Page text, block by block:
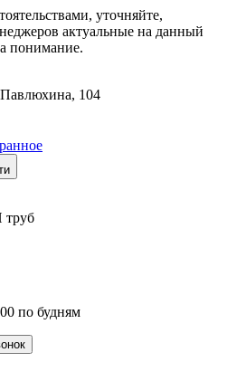
уточняйте,
актуальные на данный
понимание.
Павлюхина, 104
по будням